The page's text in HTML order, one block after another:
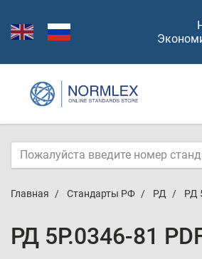
Главная Стандарты РФ РД РД
РД 5Р.0346-81